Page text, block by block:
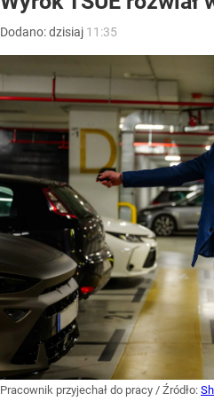
Dodano:dzisiaj 11:35
Pracownik przyjechał do pracy / Źródło: